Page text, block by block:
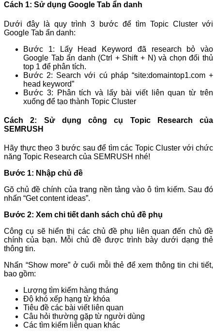
Cách 1: Sử dụng Google Tab ẩn danh
Dưới đây là quy trình 3 bước để tìm Topic Cluster với
Google Tab ẩn danh:
Bước 1: Lấy Head Keyword đã research bỏ vào
Google Tab ẩn danh (Ctrl + Shift + N) và chọn đối thủ
top 1 để phân tích.
Bước 2: Search với cú pháp “site:domaintop1.com +
head keyword”
Bước 3: Phân tích và lấy bài viết liên quan từ trên
xuống để tạo thành Topic Cluster
Cách 2: Sử dụng công cụ Topic Research của
SEMRUSH
Hãy thực theo 3 bước sau để tìm các Topic Cluster với chức
năng Topic Research của SEMRUSH nhé!
Bước 1: Nhập chủ đề
Gõ chủ đề chính của trang nền tảng vào ô tìm kiếm. Sau đó
nhấn “Get content ideas”.
Bước 2: Xem chi tiết danh sách chủ đề phụ
Công cụ sẽ hiển thị các chủ đề phụ liên quan đến chủ đề
chính của bạn. Mỗi chủ đề được trình bày dưới dạng thẻ
thông tin.
Nhấn “Show more” ở cuối mỗi thẻ để xem thông tin chi tiết,
bao gồm:
Lượng tìm kiếm hàng tháng
Độ khó xếp hạng từ khóa
Tiêu đề các bài viết liên quan
Câu hỏi thường gặp từ người dùng
Các tìm kiếm liên quan khác